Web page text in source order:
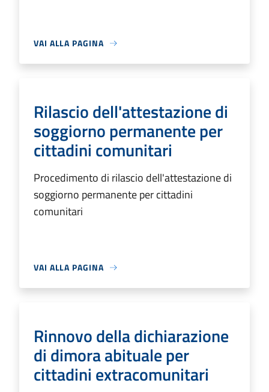
VAI ALLA PAGINA
Rilascio dell'attestazione di
soggiorno permanente per
cittadini comunitari
Procedimento di rilascio dell'attestazione di
soggiorno permanente per cittadini
comunitari
VAI ALLA PAGINA
Rinnovo della dichiarazione
di dimora abituale per
cittadini extracomunitari